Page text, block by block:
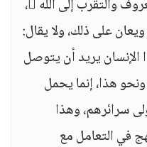
ومن أظهر الخير والصلاح والمعروف والتقرب إلى الله ،
على ذلك، ولا يقال:
الإنسان يريد أن يتوصل
هذا، إنما يحمل
سرائرهم، وهذا
في التعامل مع